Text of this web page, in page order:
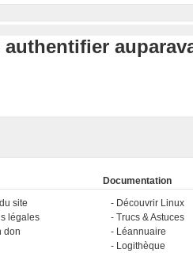
site
légales
don
Documentation
Découvrir Linux
Trucs & Astuces
Léannuaire
Logithèque